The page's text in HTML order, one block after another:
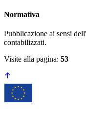
Normativa
Pubblicazione ai sensi
contabilizzati.
Visite alla pagina: 53